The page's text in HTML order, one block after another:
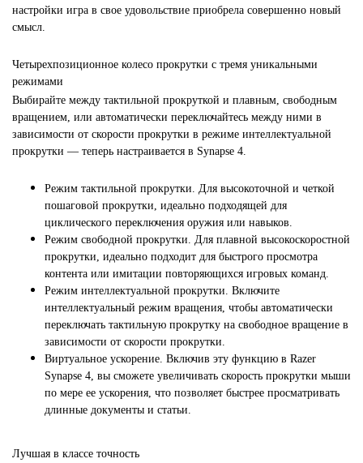
настройки игра в свое удовольствие приобрела совершенно новый
смысл.
Четырехпозиционное колесо прокрутки с тремя уникальными
режимами
Выбирайте между тактильной прокруткой и плавным, свободным
вращением, или автоматически переключайтесь между ними в
зависимости от скорости прокрутки в режиме интеллектуальной
прокрутки — теперь настраивается в Synapse 4.
Режим тактильной прокрутки. Для высокоточной и четкой
пошаговой прокрутки, идеально подходящей для
циклического переключения оружия или навыков.
Режим свободной прокрутки. Для плавной высокоскоростной
прокрутки, идеально подходит для быстрого просмотра
контента или имитации повторяющихся игровых команд.
Режим интеллектуальной прокрутки. Включите
интеллектуальный режим вращения, чтобы автоматически
переключать тактильную прокрутку на свободное вращение в
зависимости от скорости прокрутки.
Виртуальное ускорение. Включив эту функцию в Razer
Synapse 4, вы сможете увеличивать скорость прокрутки мыши
по мере ее ускорения, что позволяет быстрее просматривать
длинные документы и статьи.
Лучшая в классе точность